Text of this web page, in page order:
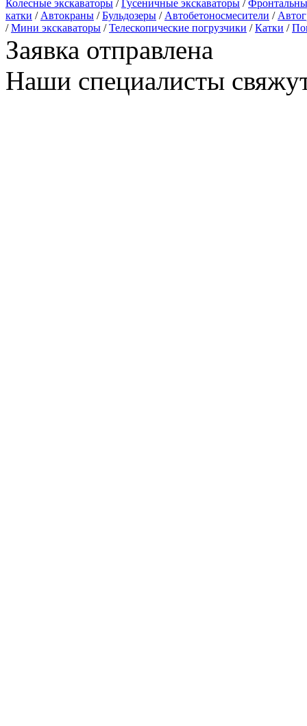
Колесные экскаваторы /Гусеничные экскаваторы /
катки / Автокраны /Бульдозеры / Автобетоносмесители /
/Мини экскаваторы /Телескопические погрузчики /Катки /
Заявка отправлена
Наши специалисты